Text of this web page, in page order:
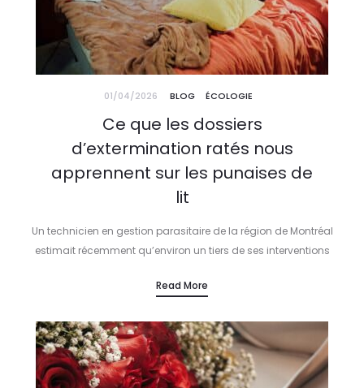
01/04/2026 BLOG ÉCOLOGIE
Ce que les dossiers
d’extermination ratés nous
apprennent sur les punaises de
lit
Un technicien en gestion parasitaire de la région de Montréal
estimait récemment qu’environ un tiers de ses interventions
autre entreprise…
Read More